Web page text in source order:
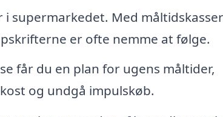
supermarkedet. Med
er ofte nemme at følge.
får du en plan for ugens måltider,
og undgå impulskøb.